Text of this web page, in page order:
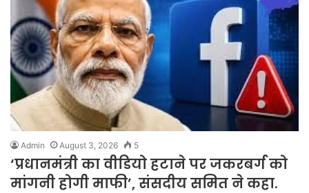
Admin August 3, 2026 5
‘प्रधानमंत्री का वीडियो हटाने पर जकरबर्ग को
मांगनी होगी माफी’, संसदीय समित ने कहा.